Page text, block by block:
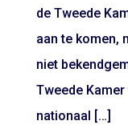
de Tweede
aan te komen,
niet
Tweede
nationaal […]